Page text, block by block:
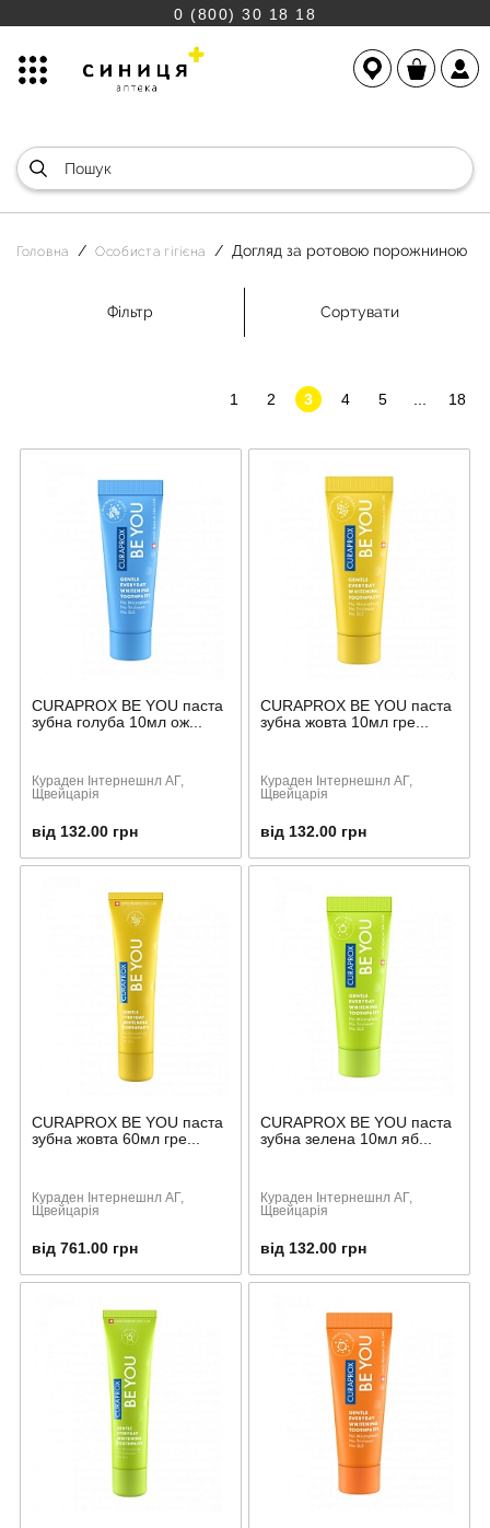
0 (800) 30 18 18
Головна Особиста гігієна Догляд за ротовою порожниною
Фільтр Сортувати
1 2 3 4 5 18
CURAPROX BE YOU паста
зубна голуба 10мл ож...
Кураден Інтернешнл АГ,
Щвейцарія
від 132.00 грн
CURAPROX BE YOU паста
зубна жовта 10мл гре...
Кураден Інтернешнл АГ,
Щвейцарія
від 132.00 грн
CURAPROX BE YOU паста
зубна жовта 60мл гре...
Кураден Інтернешнл АГ,
Щвейцарія
від 761.00 грн
CURAPROX BE YOU паста
зубна зелена 10мл яб...
Кураден Інтернешнл АГ,
Щвейцарія
від 132.00 грн